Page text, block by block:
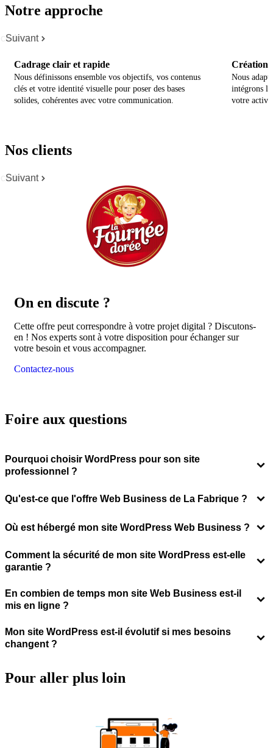
Notre approche
Suivant
Cadrage clair et rapide
Nous définissons ensemble vos objectifs, vos contenus
clés et votre identité visuelle pour poser des bases
solides, cohérentes avec votre communication.
Création
Nous
intégrons
votre
Nos clients
Suivant
On en discute ?
Cette offre peut correspondre à votre projet digital ? Discutons-
en ! Nos experts sont à votre disposition pour échanger sur
votre besoin et vous accompagner.
Contactez-nous
Foire aux questions
Pourquoi choisir WordPress pour son site
professionnel ?
Qu'est-ce que l'offre Web Business de La Fabrique ?
Où est hébergé mon site WordPress Web Business ?
Comment la sécurité de mon site WordPress est-elle
garantie ?
En combien de temps mon site Web Business est-il
mis en ligne ?
Mon site WordPress est-il évolutif si mes besoins
changent ?
Pour aller plus loin